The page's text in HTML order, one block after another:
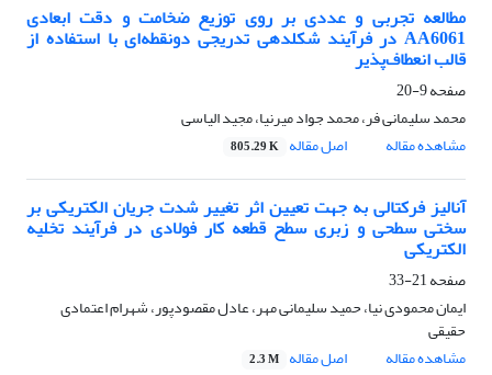
مطالعه تجربی و عددی بر روی توزیع ضخامت و دقت ابعادی
AA6061 در فرآیند شکلدهی تدریجی دونقطه‌ای با استفاده از
قالب انعطاف‌پذیر
صفحه9-20
محمد سلیمانی فر، محمد جواد میرنیا، مجید الیاسی
مشاهده مقاله
اصل مقاله 805.29 K
آنالیز فرکتالی به جهت تعیین اثر تغییر شدت جریان الکتریکی بر
سختی سطحی و زبری سطح قطعه کار فولادی در فرآیند تخلیه
الکتریکی
صفحه21-33
ایمان محمودی نیا، حمید سلیمانی مهر، عادل مقصودپور، شهرام اعتمادی
حقیقی
مشاهده مقاله
اصل مقاله 2.3 M